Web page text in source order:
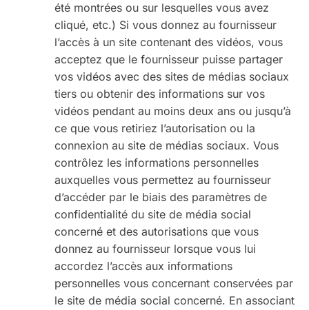
été montrées ou sur lesquelles vous avez
cliqué, etc.) Si vous donnez au fournisseur
l’accès à un site contenant des vidéos, vous
acceptez que le fournisseur puisse partager
vos vidéos avec des sites de médias sociaux
tiers ou obtenir des informations sur vos
vidéos pendant au moins deux ans ou jusqu’à
ce que vous retiriez l’autorisation ou la
connexion au site de médias sociaux. Vous
contrôlez les informations personnelles
auxquelles vous permettez au fournisseur
d’accéder par le biais des paramètres de
confidentialité du site de média social
concerné et des autorisations que vous
donnez au fournisseur lorsque vous lui
accordez l’accès aux informations
personnelles vous concernant conservées par
le site de média social concerné. En associant